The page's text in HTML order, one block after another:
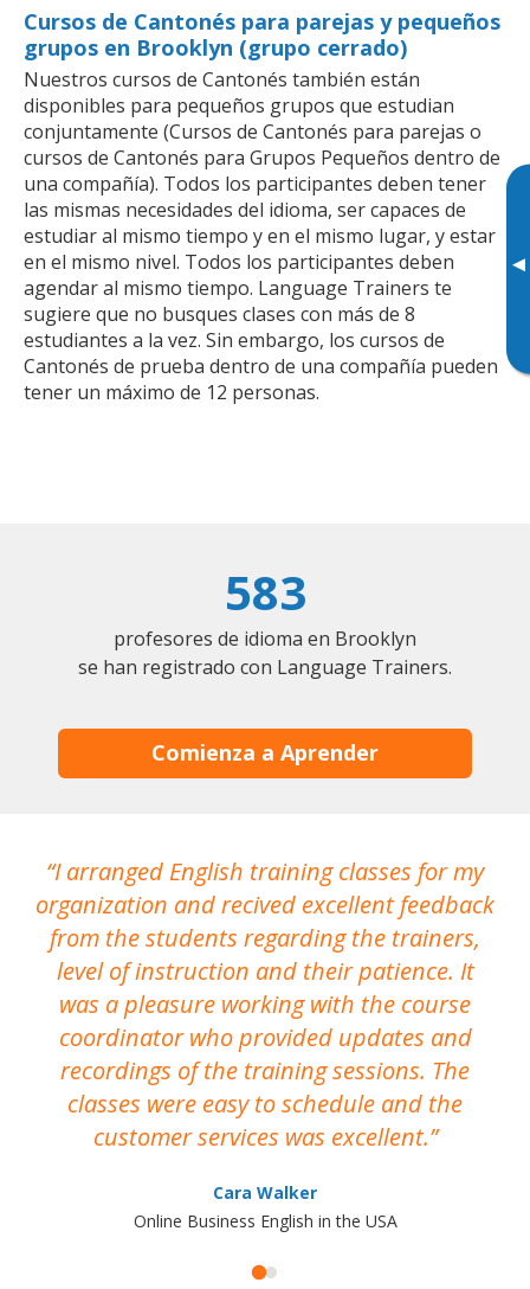
▸
Cursos de Cantonés para parejas y pequeños
grupos en Brooklyn (grupo cerrado)
Nuestros cursos de Cantonés también están
disponibles para pequeños grupos que estudian
conjuntamente (Cursos de Cantonés para parejas o
cursos de Cantonés para Grupos Pequeños dentro de
una compañía). Todos los participantes deben tener
las mismas necesidades del idioma, ser capaces de
estudiar al mismo tiempo y en el mismo lugar, y estar
en el mismo nivel. Todos los participantes deben
agendar al mismo tiempo. Language Trainers te
sugiere que no busques clases con más de 8
estudiantes a la vez. Sin embargo, los cursos de
Cantonés de prueba dentro de una compañía pueden
tener un máximo de 12 personas.
583
profesores de idioma en Brooklyn
se han registrado con Language Trainers.
Comienza a Aprender
I arranged English training classes for my
organization and recived excellent feedback
from the students regarding the trainers,
level of instruction and their patience. It
was a pleasure working with the course
coordinator who provided updates and
recordings of the training sessions. The
classes were easy to schedule and the
customer services was excellent.
Cara Walker
Online Business English in the USA